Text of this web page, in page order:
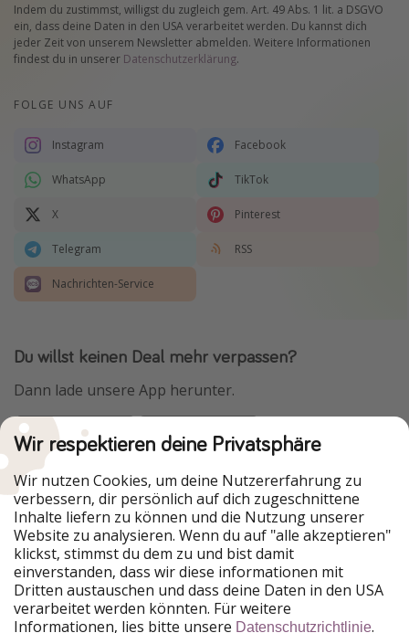
Indem du zustimmst, willigst du zugleich gem. Art. 49 Abs. 1 lit. a DSGVO
ein, dass deine Daten in den USA verarbeitet werden. Du kannst dich
jeder Zeit von unserem Newsletter abmelden. Weitere Informationen
findest du in unserer Datenschutzerklärung.
FOLGE UNS AUF
Instagram Facebook
WhatsApp TikTok
X Pinterest
Telegram RSS
Nachrichten-Service
Du willst keinen Deal mehr verpassen?
Dann lade unsere App herunter.
Urlaubspiraten ist Teil der HolidayPirates Group
Unsere Märkte
PiratinViaggio
HolidayPirates
VakantiePiraten
WakacyjniPiraci
VoyagesPirates
Ferienpiraten
Urlaubspiraten
ViajerosPiratas
TravelPirates
Wir respektieren deine Privatsphäre
Wir nutzen Cookies, um deine Nutzererfahrung zu
verbessern, dir persönlich auf dich zugeschnittene
Inhalte liefern zu können und die Nutzung unserer
Website zu analysieren. Wenn du auf "alle akzeptieren"
klickst, stimmst du dem zu und bist damit
einverstanden, dass wir diese informationen mit
Dritten austauschen und dass deine Daten in den USA
verarbeitet werden könnten. Für weitere
Informationen, lies bitte unsere Datenschutzrichtlinie.